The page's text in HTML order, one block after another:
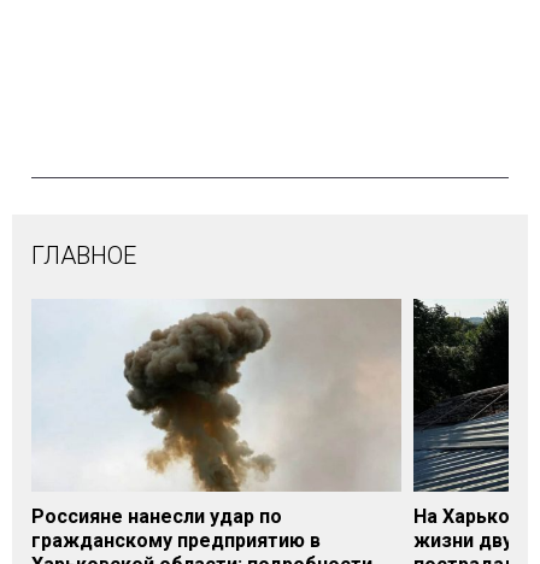
ГЛАВНОЕ
Россияне нанесли удар по
гражданскому предприятию в
На
жизни двух